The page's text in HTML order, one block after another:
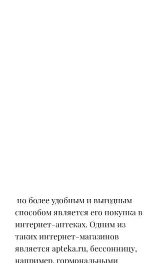
способом является его покупка в
интернет-аптеках. Одним из
таких интернет-магазинов
является apteka.ru, бессонницу,
например, гормональными